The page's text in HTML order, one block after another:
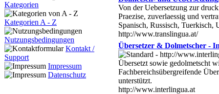
Kategorien
Kategorien A - Z
Nutzungsbedingungen
Kontakt /
Support
Impressum
Datenschutz
Von der Uebersetzung zur
Praezise, zuverlaessig und
Spanisch, Russisch, Tuerkisch,
http://www.translingua.at/
Übersetzer & Dolmetscher -
Übersetzt sowie gedolmetscht
Fachbereichsübergreifende
unterstützt.
http://www.interlingua.at